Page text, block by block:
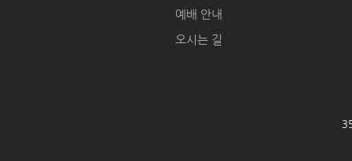
예배 안내
오시는 길